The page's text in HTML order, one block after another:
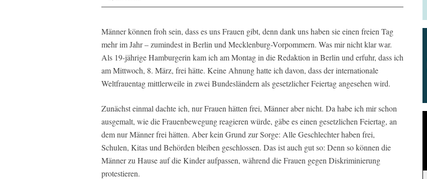
Männer können froh sein, dass es uns Frauen gibt, denn dank uns haben sie einen freien Tag
mehr im Jahr – zumindest in Berlin und Mecklenburg-Vorpommern. Was mir nicht klar war.
Als 19-jährige Hamburgerin kam ich am Montag in die Redaktion in Berlin und erfuhr, dass ich
am Mittwoch, 8. März, frei hätte. Keine Ahnung hatte ich davon, dass der internationale
Weltfrauentag mittlerweile in zwei Bundesländern als gesetzlicher Feiertag angesehen wird.
Zunächst einmal dachte ich, nur Frauen hätten frei, Männer aber nicht. Da habe ich mir schon
ausgemalt, wie die Frauenbewegung reagieren würde, gäbe es einen gesetzlichen Feiertag, an
dem nur Männer frei hätten. Aber kein Grund zur Sorge: Alle Geschlechter haben frei,
Schulen, Kitas und Behörden bleiben geschlossen. Das ist auch gut so: Denn so können die
Männer zu Hause auf die Kinder aufpassen, während die Frauen gegen Diskriminierung
protestieren.